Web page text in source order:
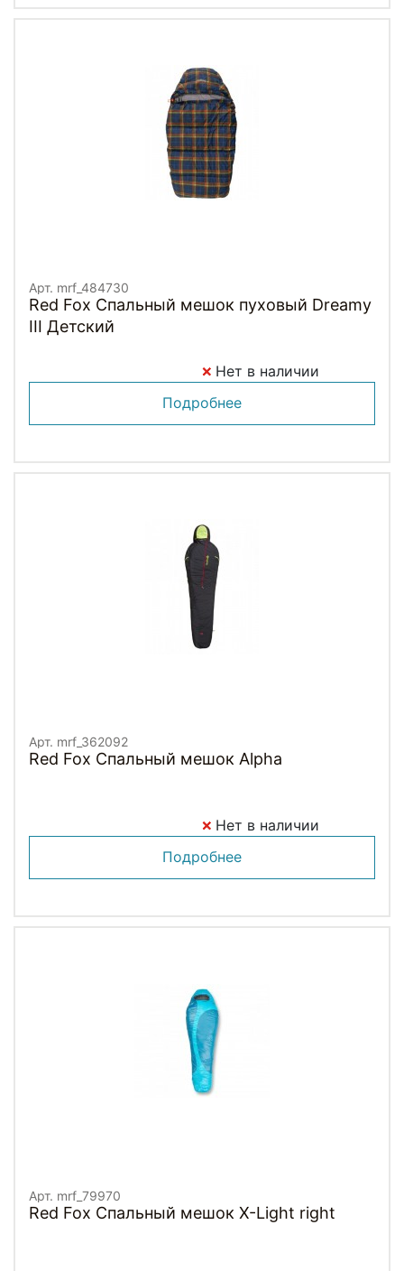
Арт. mrf_484730
Red Fox Спальный мешок пуховый Dreamy
III Детский
Нет в наличии
Подробнее
Арт. mrf_362092
Red Fox Спальный мешок Alpha
Нет в наличии
Подробнее
Арт. mrf_79970
Red Fox Спальный мешок X-Light right